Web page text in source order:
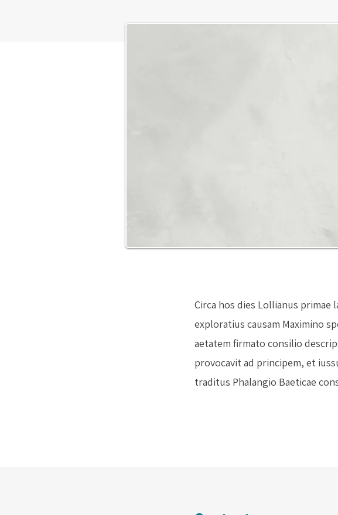
Circa hos dies Lollianus primae
exploratius causam Maximino
aetatem firmato consilio
provocavit ad principem, et
traditus Phalangio Baeticae